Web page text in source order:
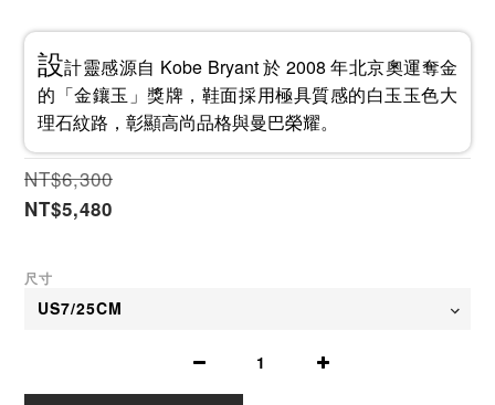
設計靈感源自 Kobe Bryant 於 2008 年北京奧運奪金
的「金鑲玉」獎牌，鞋面採用極具質感的白玉玉色大
理石紋路，彰顯高尚品格與曼巴榮耀。
NT$6,300
NT$5,480
尺寸